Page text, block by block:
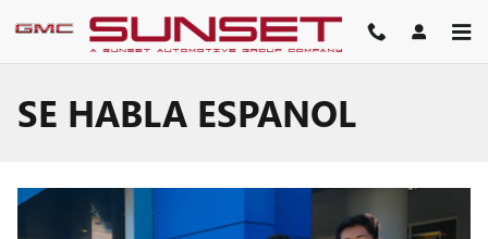
Skip to main content
SE HABLA ESPANOL